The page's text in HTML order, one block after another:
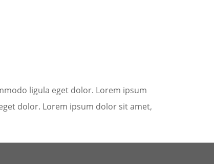
ligula eget dolor. Lorem ipsum
dolor. Lorem ipsum dolor sit amet,